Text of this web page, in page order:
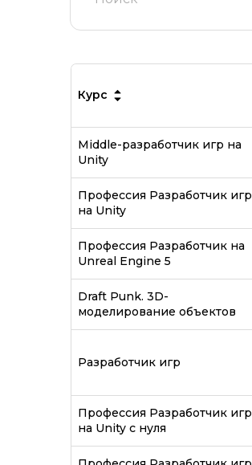
Курс
Middle-разработчик игр на
Unity
Профессия Разработчик игр
на Unity
Профессия Разработчик на
Unreal Engine 5
Draft Punk. 3D-
моделирование объектов
Разработчик игр
Профессия Разработчик игр
на Unity с нуля